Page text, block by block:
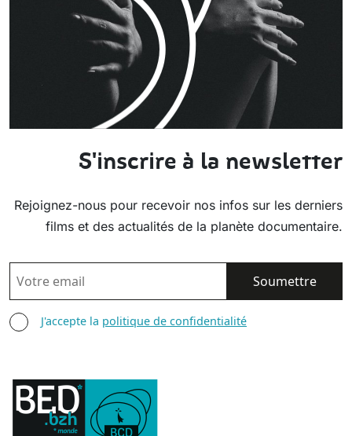
S'inscrire à la newsletter
Rejoignez-nous pour recevoir nos infos sur les derniers
films et des actualités de la planète documentaire.
EMAIL
AGREE TERMS
J'accepte la politique de confidentialité